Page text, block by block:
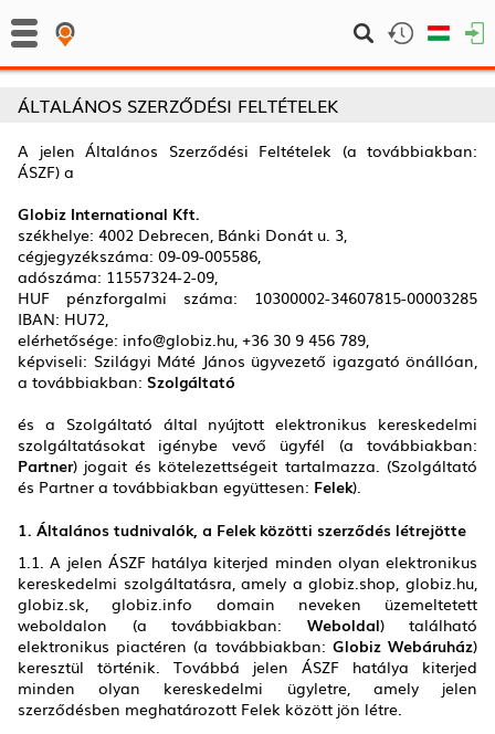
ÁLTALÁNOS SZERZŐDÉSI FELTÉTELEK
A jelen Általános Szerződési Feltételek (a továbbiakban:
ÁSZF) a
Globiz International Kft.
székhelye: 4002 Debrecen, Bánki Donát u. 3,
cégjegyzékszáma: 09-09-005586,
adószáma: 11557324-2-09,
HUF pénzforgalmi száma: 10300002-34607815-00003285
IBAN: HU72,
elérhetősége: info@globiz.hu, +36 30 9 456 789,
képviseli: Szilágyi Máté János ügyvezető igazgató önállóan,
a továbbiakban: Szolgáltató
és a Szolgáltató által nyújtott elektronikus kereskedelmi
szolgáltatásokat igénybe vevő ügyfél (a továbbiakban:
Partner) jogait és kötelezettségeit tartalmazza. (Szolgáltató
és Partner a továbbiakban együttesen: Felek).
1. Általános tudnivalók, a Felek közötti szerződés létrejötte
1.1. A jelen ÁSZF hatálya kiterjed minden olyan elektronikus
kereskedelmi szolgáltatásra, amely a globiz.shop, globiz.hu,
globiz.sk, globiz.info domain neveken üzemeltetett
weboldalon (a továbbiakban: Weboldal) található
elektronikus piactéren (a továbbiakban: Globiz Webáruház)
keresztül történik. Továbbá jelen ÁSZF hatálya kiterjed
minden olyan kereskedelmi ügyletre, amely jelen
szerződésben meghatározott Felek között jön létre.